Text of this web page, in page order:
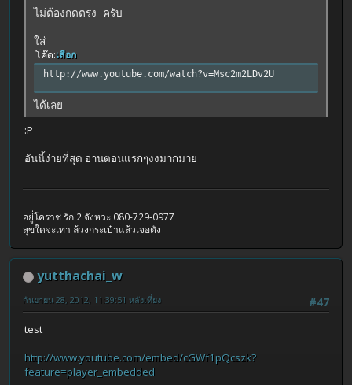
ไม่ต้องกดตรง ครับ
ใส่
โค๊ด เลือก
http://www.youtube.com/watch?v=Msc2m2LDv2U
ได้เลย
:P
อันนี้ง่ายที่สุด อ่านตอนแรกๆงงมากมาย
อยู่่โคราช รัก 2 จังหวะ 080-729-0977
สุขใดจะเท่า ล้วงกระเป๋าแล้วเจอตัง
yutthachai_w
#47
กันยายน 28, 2012, 11:39:51 หลังเที่ยง
test
http://www.youtube.com/embed/cGWf1pQcszk?
feature=player_embedded